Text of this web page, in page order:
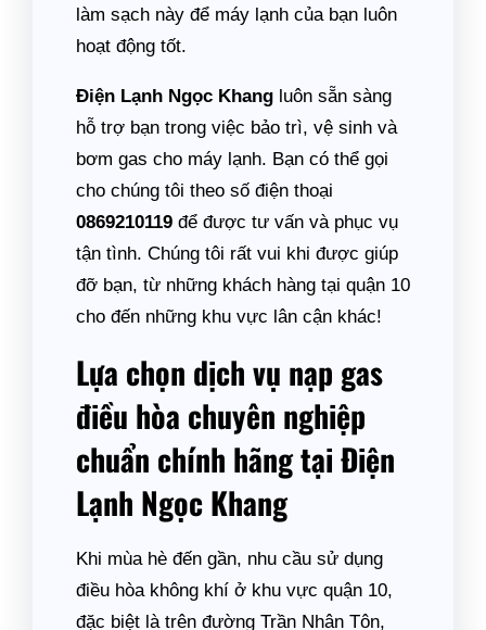
làm sạch này để máy lạnh của bạn luôn
hoạt động tốt.
Điện Lạnh Ngọc Khang luôn sẵn sàng
hỗ trợ bạn trong việc bảo trì, vệ sinh và
bơm gas cho máy lạnh. Bạn có thể gọi
cho chúng tôi theo số điện thoại
0869210119 để được tư vấn và phục vụ
tận tình. Chúng tôi rất vui khi được giúp
đỡ bạn, từ những khách hàng tại quận 10
cho đến những khu vực lân cận khác!
Lựa chọn dịch vụ nạp gas
điều hòa chuyên nghiệp
chuẩn chính hãng tại Điện
Lạnh Ngọc Khang
Khi mùa hè đến gần, nhu cầu sử dụng
điều hòa không khí ở khu vực quận 10,
đặc biệt là trên đường Trần Nhân Tôn,